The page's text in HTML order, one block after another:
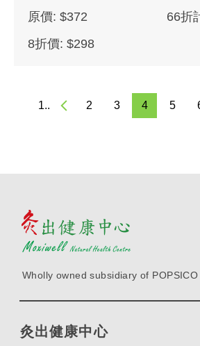
原價: $372
66折
8折價: $298
1.. 2 3 4 5
Wholly owned subsidiary of POPSICO
灸出健康中心